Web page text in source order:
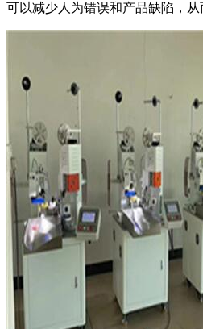
可以减少人为错误和产品缺陷，从